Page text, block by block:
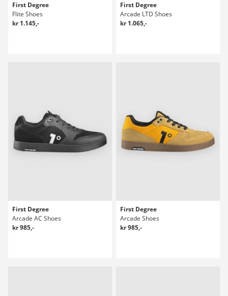
First Degree
Flite Shoes
kr 1.145,-
First Degree
Arcade LTD Shoes
kr 1.065,-
First Degree
Arcade AC Shoes
kr 985,-
First Degree
Arcade Shoes
kr 985,-